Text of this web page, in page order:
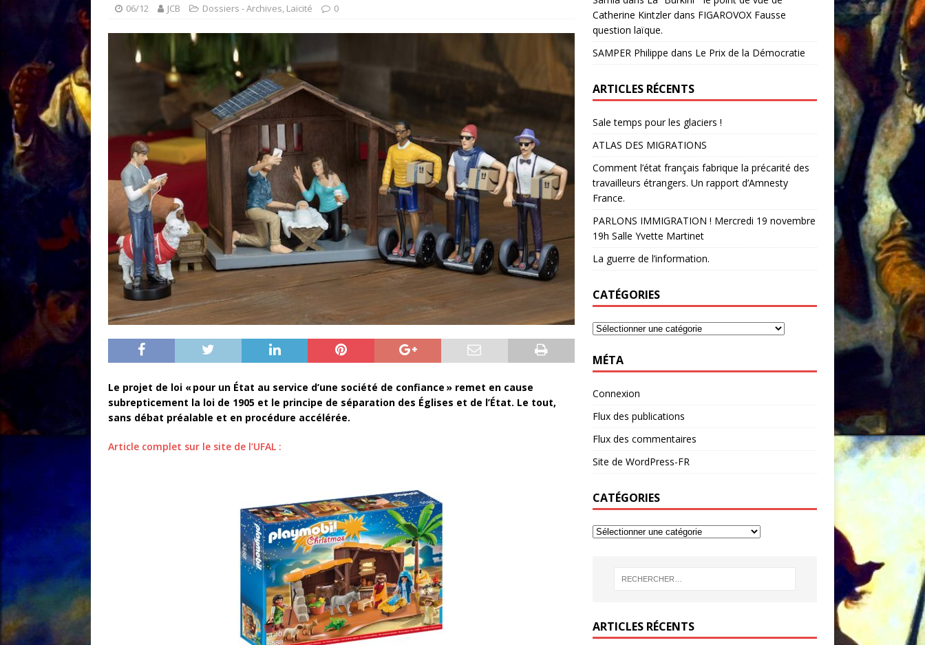
06/12 JCB Dossiers - Archives, Laïcité 0
Le projet de loi « pour un État au service d’une société de confiance » remet en cause
subrepticement la loi de 1905 et le principe de séparation des Églises et de l’État. Le tout,
sans débat préalable et en procédure accélérée.
Article complet sur le site de l’UFAL :
Catherine Kintzler dans FIGAROVOX Fausse
question laïque.
SAMPER Philippe dans Le Prix de la Démocratie
ARTICLES RÉCENTS
Sale temps pour les glaciers !
ATLAS DES MIGRATIONS
Comment l’état français fabrique la précarité des
travailleurs étrangers. Un rapport d’Amnesty
France.
PARLONS IMMIGRATION ! Mercredi 19 novembre
19h Salle Yvette Martinet
La guerre de l’information.
CATÉGORIES
MÉTA
Connexion
Flux des publications
Flux des commentaires
Site de WordPress-FR
CATÉGORIES
ARTICLES RÉCENTS